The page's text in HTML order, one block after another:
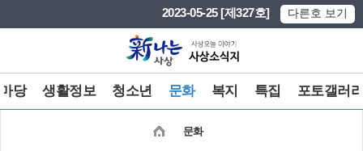
2023-05-25 [제327호] 다른호 보기
당 생활정보 청소년 문화 복지 특집 포토갤러리
문화